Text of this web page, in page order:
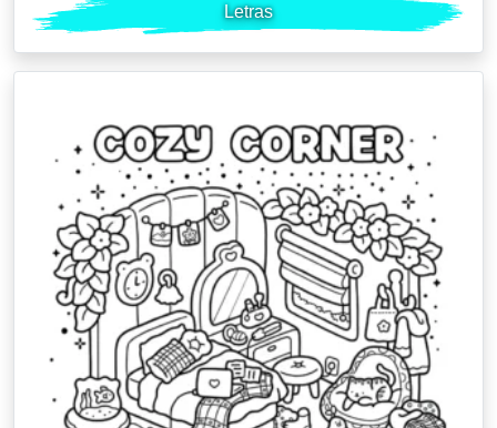
Letras